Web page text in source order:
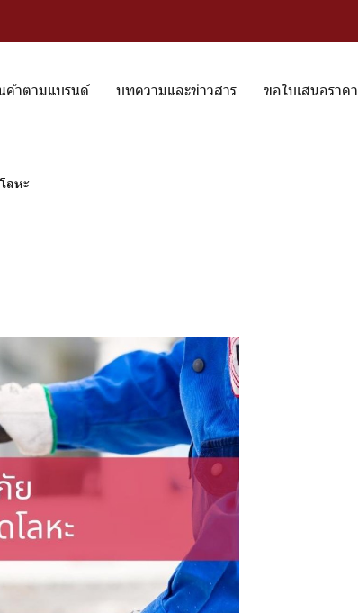
าตามแบรนด์ บทความและข่าวสาร ขอใบเสนอราคา
ลหะ